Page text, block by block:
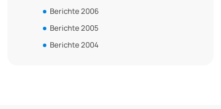
Berichte 2006
Berichte 2005
Berichte 2004